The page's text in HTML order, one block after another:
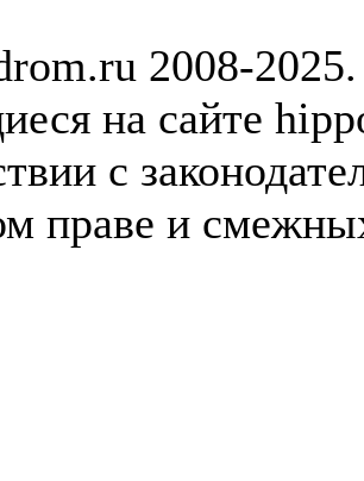
2008-
на сайте
с
праве и